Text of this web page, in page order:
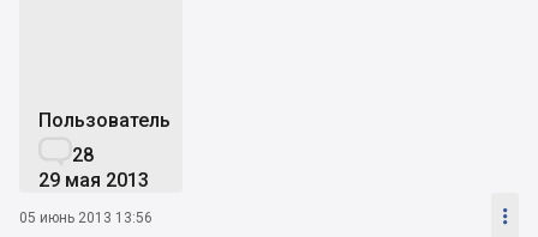
Пользователь
28
29 мая 2013
05 июнь 2013 13:56 